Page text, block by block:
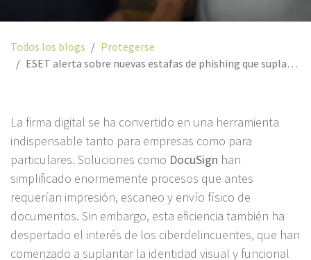
Todos los blogs
Protegerse
ESET alerta sobre nuevas estafas de phishing que suplantan a DocuSign
La firma digital se ha convertido en una herramienta
indispensable tanto para empresas como para
particulares. Soluciones como DocuSign han
simplificado enormemente procesos que antes
requerían impresión, escaneo y envío físico de
documentos. Sin embargo, esta eficiencia también ha
despertado el interés de los ciberdelincuentes, que han
comenzado a suplantar la identidad visual y funcional